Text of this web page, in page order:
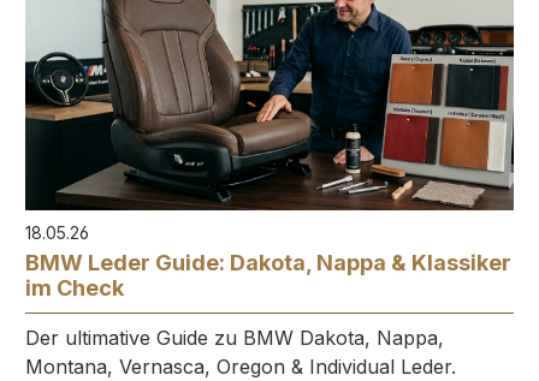
18.05.26
BMW Leder Guide: Dakota, Nappa & Klassiker
im Check
Der ultimative Guide zu BMW Dakota, Nappa,
Montana, Vernasca, Oregon & Individual Leder.